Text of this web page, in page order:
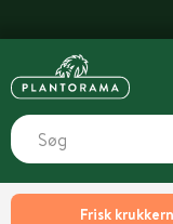
Frisk